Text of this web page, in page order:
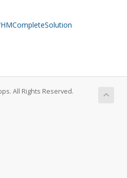
All Rights Reserved.